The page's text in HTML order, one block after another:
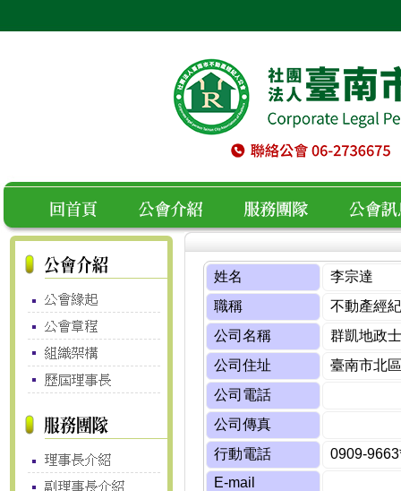
空白回首頁 公會介紹 服務團隊 公會訊息
姓名
李宗達
職稱
不動產經
公司名稱
群凱地政
公司住址
臺南市北
公司電話
公司傳真
行動電話
0909-
E-mail